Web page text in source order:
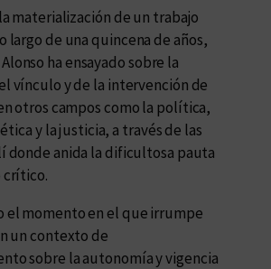
materialización de un trabajo
largo de una quincena de años,
ha ensayado sobre la
vínculo y de la intervención de
otros campos como la política,
y la justicia, a través de las
donde anida la dificultosa pauta
crítico.
el momento en el que irrumpe
un contexto de
sobre la autonomía y vigencia